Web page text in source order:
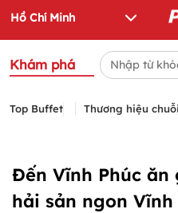
Khám phá
Top Buffet Thương hiệu chuỗi
Đến Vĩnh Phúc ăn
hải sản ngon